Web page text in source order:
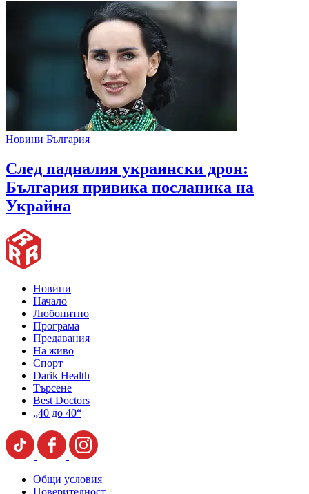
Новини България
След падналия украински дрон:
България привика посланика на
Украйна
Новини
Начало
Любопитно
Програма
Предавания
На живо
Спорт
Darik Health
Търсене
Best Doctors
„40 до 40“
Общи условия